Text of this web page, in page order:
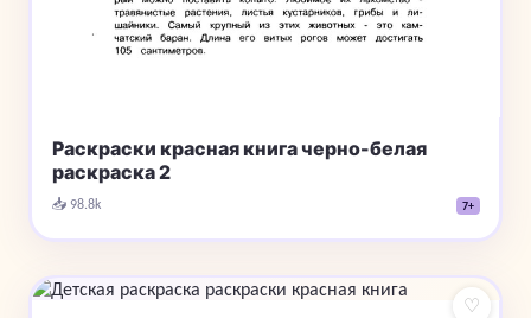
Раскраски красная книга черно-белая
раскраска 2
📥 98.8k 7+
♡